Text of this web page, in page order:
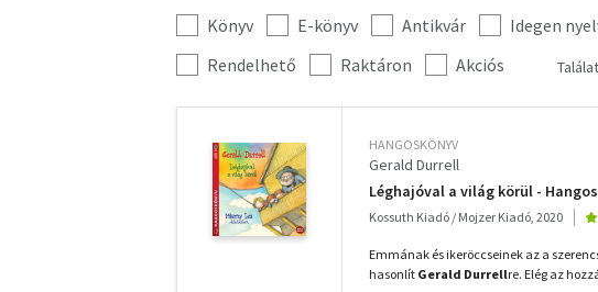
Kategória
szűrés
Könyv E-könyv Antikvár Idegen
További
szűrők
Rendelhető Raktáron Akciós
HANGOSKÖNYV
Gerald Durrell
Léghajóval a világ körül -
Kossuth Kiadó / Mojzer Kiadó, 2020
Emmának és ikeröccseinek az a
hasonlít Gerald Durrellre. Elég az